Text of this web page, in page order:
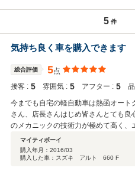
5 件
気持ち良く車を購入できます
総合評価 5点
接客 : 5 雰囲気 : 5 アフター : 5
今までも自宅の軽自動車は熱函オー
さん、店長さんはじめ皆さんとても
のメカニックの技術力が極めて高く
いまどきのプラスチック系部品の脱
の好きな自分が、素人知識で、妻の
と、”10万km保障が無くなるから”と
マイティボーイ
購入年月： 2016/03
購入した車：スズキ アルト 660 F